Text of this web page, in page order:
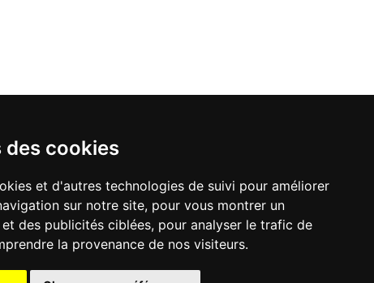
des cookies
et d'autres technologies de suivi pour améliorer
sur notre site, pour vous montrer un
des publicités ciblées, pour analyser le trafic de
la provenance de nos visiteurs.